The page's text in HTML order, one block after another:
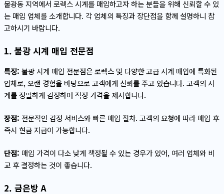
불광동 지역에서 로렉스 시계를 매입하고자 하는 분들을 위해 신뢰할 수 있
는 매입 업체를 소개합니다. 각 업체의 특징과 장단점을 함께 설명하니 참
고하시기 바랍니다.
1. 불광 시계 매입 전문점
특징: 불광 시계 매입 전문점은 로렉스 및 다양한 고급 시계 매입에 특화된
업체로, 오랜 경험을 바탕으로 고객에게 신뢰를 주고 있습니다. 고객의 시
계를 정밀하게 감정하여 적정 가격을 제시합니다.
장점: 전문적인 감정 서비스와 빠른 매입 절차. 고객의 요청에 따라 매입 후
즉시 현금 지급이 가능합니다.
단점: 매입 가격이 다소 낮게 책정될 수 있는 경우가 있어, 여러 업체와 비
교 후 결정하는 것이 좋습니다.
2. 금은방 A